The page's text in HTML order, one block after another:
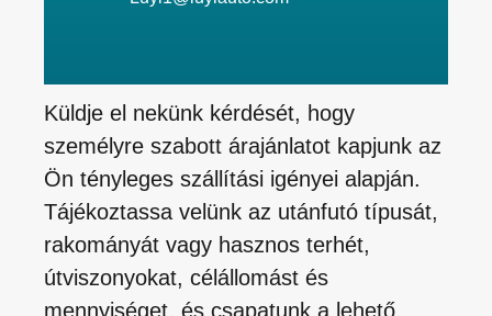
Küldje el nekünk kérdését, hogy
személyre szabott árajánlatot kapjunk az
Ön tényleges szállítási igényei alapján.
Tájékoztassa velünk az utánfutó típusát,
rakományát vagy hasznos terhét,
útviszonyokat, célállomást és
mennyiséget, és csapatunk a lehető